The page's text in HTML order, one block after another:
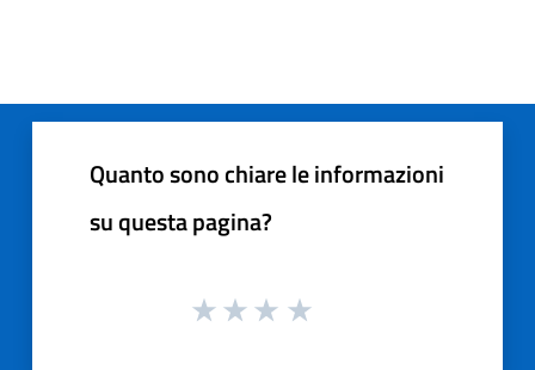
Quanto sono chiare le informazioni
su questa pagina?